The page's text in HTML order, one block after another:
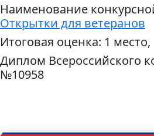
Наименование
Открытки для ветеранов
Итоговая оценка: 1
Диплом Всероссийского
№10958